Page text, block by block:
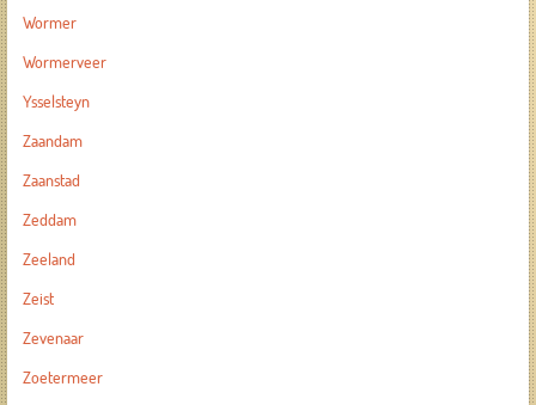
Wormer
Wormerveer
Ysselsteyn
Zaandam
Zaanstad
Zeddam
Zeeland
Zeist
Zevenaar
Zoetermeer